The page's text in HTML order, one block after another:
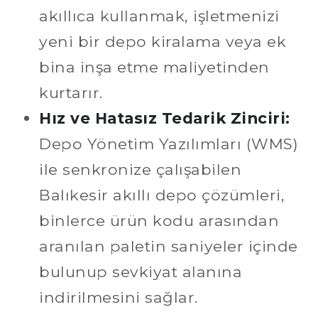
akıllıca kullanmak, işletmenizi
yeni bir depo kiralama veya ek
bina inşa etme maliyetinden
kurtarır.
Hız ve Hatasız Tedarik Zinciri:
Depo Yönetim Yazılımları (WMS)
ile senkronize çalışabilen
Balıkesir akıllı depo çözümleri,
binlerce ürün kodu arasından
aranılan paletin saniyeler içinde
bulunup sevkiyat alanına
indirilmesini sağlar.